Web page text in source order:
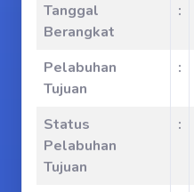
Tanggal
Berangkat
:
Pelabuhan
Tujuan
:
Status
Pelabuhan
Tujuan
: